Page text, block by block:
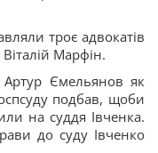
троє адвокатів
Марфін.
Ємельянов як
подбав, щоби
на суддя Івченка.
до суду Івченко